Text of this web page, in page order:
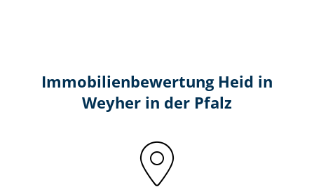
Immobilien­bewertung Heid in
Weyher in der Pfalz